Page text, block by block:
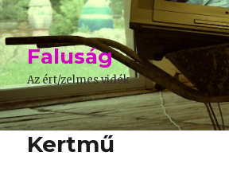
Faluság
Az ért/zelmes vidék
Kertmű